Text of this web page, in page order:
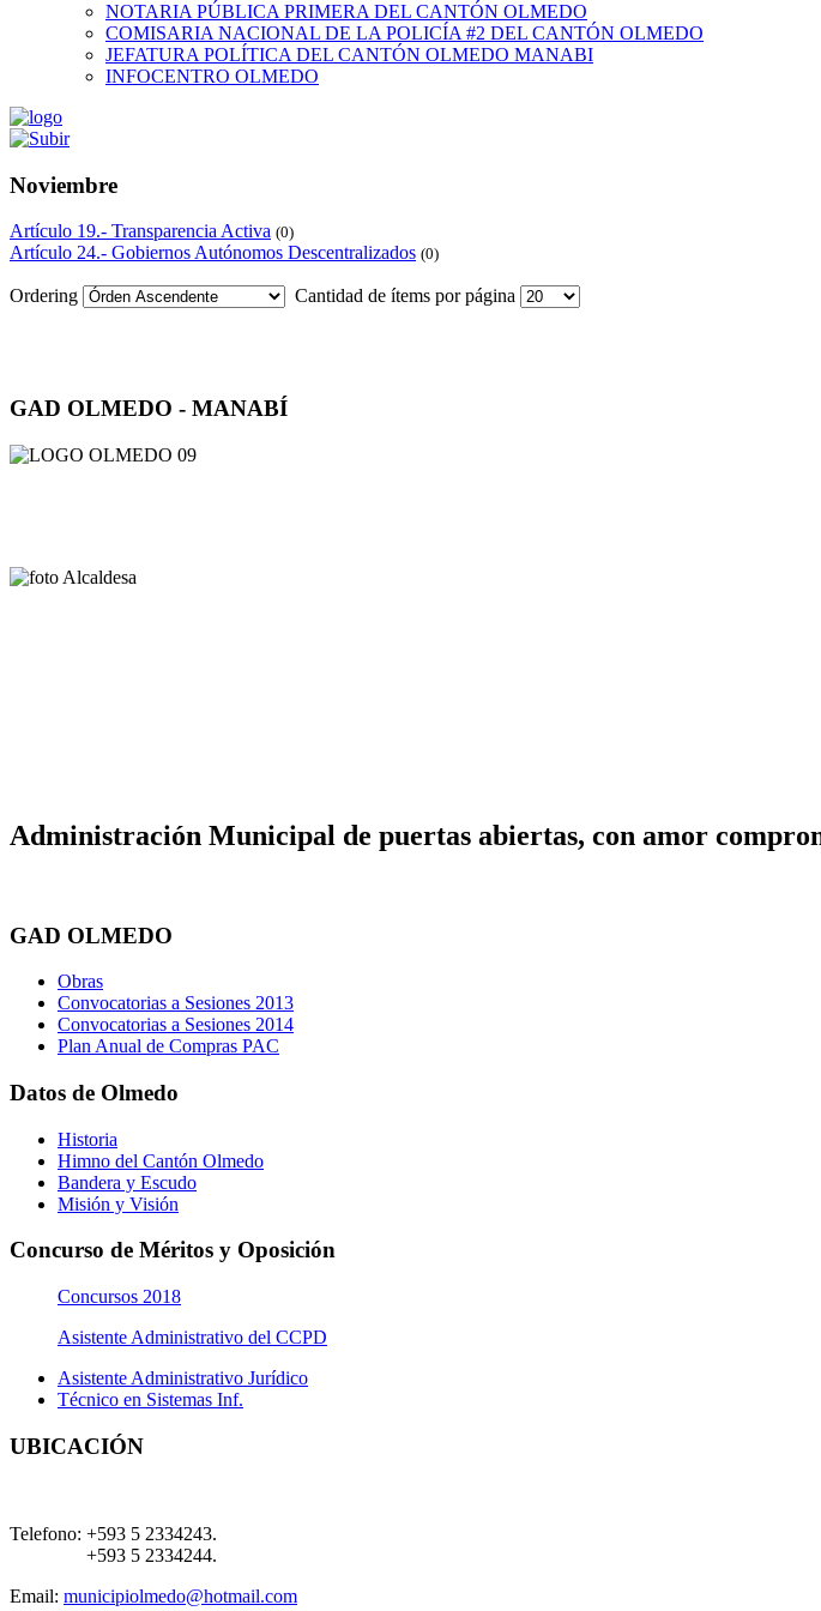
NOTARIA PÚBLICA PRIMERA DEL CANTÓN OLMEDO
COMISARIA NACIONAL DE LA POLICÍA #2 DEL CANTÓN OLMEDO
JEFATURA POLÍTICA DEL CANTÓN OLMEDO MANABI
INFOCENTRO OLMEDO
Noviembre
Artículo 19.- Transparencia Activa (0)
Artículo 24.- Gobiernos Autónomos Descentralizados (0)
Ordering Cantidad de ítems por página
GAD OLMEDO - MANABÍ
Administración Municipal de puertas abiertas, con amor
GAD OLMEDO
Obras
Convocatorias a Sesiones 2013
Convocatorias a Sesiones 2014
Plan Anual de Compras PAC
Datos de Olmedo
Historia
Himno del Cantón Olmedo
Bandera y Escudo
Misión y Visión
Concurso de Méritos y Oposición
Concursos 2018
Asistente Administrativo del CCPD
Asistente Administrativo Jurídico
Técnico en Sistemas Inf.
UBICACIÓN
Telefono: +593 5 2334243.
+593 5 2334244.
Email: municipiolmedo@hotmail.com